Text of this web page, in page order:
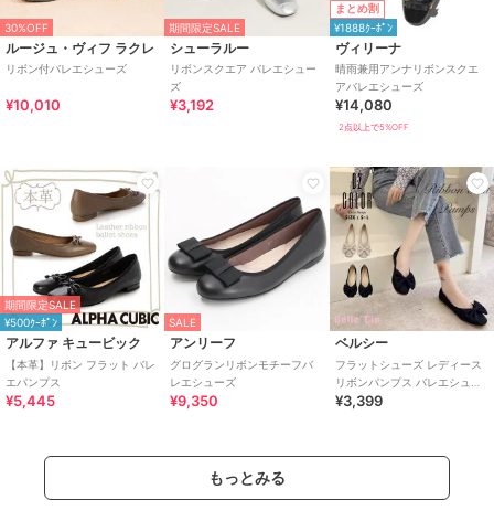
30%OFF
ルージュ・ヴィフ ラクレ
リボン付バレエシューズ
¥10,010
期間限定SALE
シューラルー
リボンスクエア バレエシュー
ズ
¥3,192
まとめ割
¥1888ｸｰﾎﾟﾝ
ヴィリーナ
晴雨兼用アンナリボンスクエ
アバレエシューズ
¥14,080
2点以上で5%OFF
期間限定SALE
¥500ｸｰﾎﾟﾝ
アルファ キュービック
【本革】リボン フラット バレ
エパンプス
¥5,445
SALE
アンリーフ
グログランリボンモチーフバ
レエシューズ
¥9,350
ベルシー
フラットシューズ レディース
リボンパンプス バレエシュー
ズ ぺたんこ きれいめ 入学式
¥3,399
もっとみる